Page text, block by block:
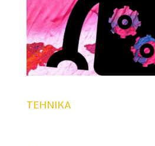
TEHNIKA